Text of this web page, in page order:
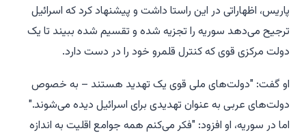
پاریس، اظهاراتی در این راستا داشت و پیشنهاد کرد که اسرائیل
ترجیح می‌دهد سوریه را تجزیه شده و تقسیم شده ببیند تا یک
دولت مرکزی قوی که کنترل قلمرو خود را در دست دارد.
او گفت: "دولت‌های ملی قوی یک تهدید هستند – به خصوص
دولت‌های عربی به عنوان تهدیدی برای اسرائیل دیده می‌شوند."
اما در سوریه، او افزود: "فکر می‌کنم همه جوامع اقلیت به اندازه